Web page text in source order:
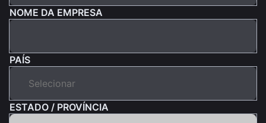
NOME DA EMPRESA
PAÍS
ESTADO / PROVÍNCIA